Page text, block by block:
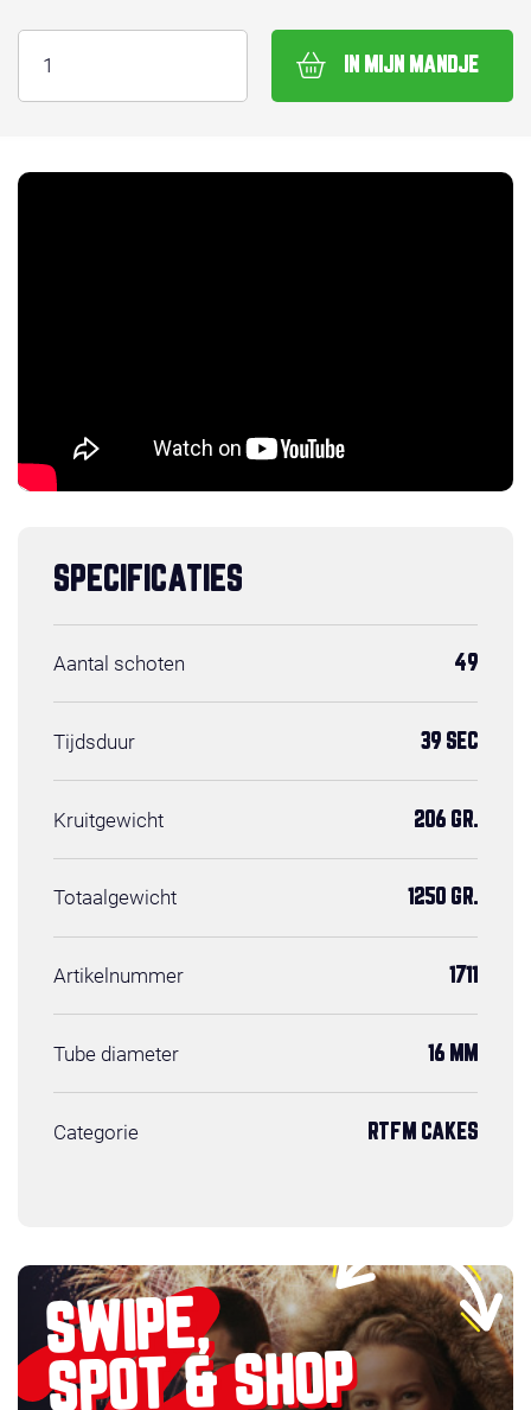
IN MIJN MANDJE
SPECIFICATIES
Aantal schoten 49
Tijdsduur 39 SEC
Kruitgewicht 206 GR.
Totaalgewicht 1250 GR.
Artikelnummer 1711
Tube diameter 16 MM
Categorie RTFM CAKES
SWIPE,
SPOT & SHOP